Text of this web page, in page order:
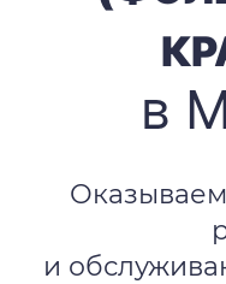
в
и